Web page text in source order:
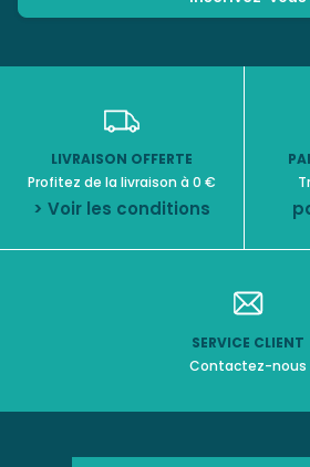
LIVRAISON OFFERTE
Profitez de la livraison à 0 €
> Voir les conditions
SERVICE CLIENT
Contactez-nous